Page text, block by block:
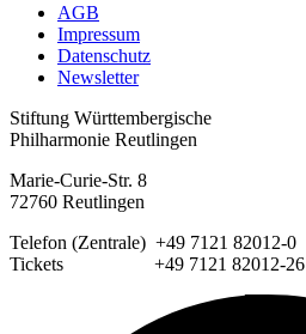
AGB
Impressum
Datenschutz
Newsletter
Stiftung Württembergische
Philharmonie Reutlingen
Marie-Curie-Str. 8
72760 Reutlingen
Telefon (Zentrale) +49 7121 82012-0
Tickets +49 7121 82012-26